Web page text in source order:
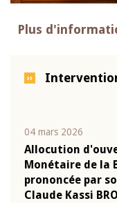
Plus
04 mars 2026
Allocution
Monétaire de la
prononcée par
Claude Kassi